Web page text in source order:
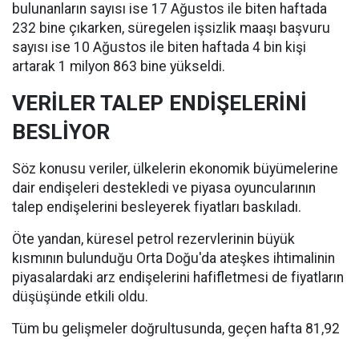
bulunanların sayısı ise 17 Ağustos ile biten haftada
232 bine çıkarken, süregelen işsizlik maaşı başvuru
sayısı ise 10 Ağustos ile biten haftada 4 bin kişi
artarak 1 milyon 863 bine yükseldi.
VERİLER TALEP ENDİŞELERİNİ
BESLİYOR
Söz konusu veriler, ülkelerin ekonomik büyümelerine
dair endişeleri destekledi ve piyasa oyuncularının
talep endişelerini besleyerek fiyatları baskıladı.
Öte yandan, küresel petrol rezervlerinin büyük
kısmının bulunduğu Orta Doğu'da ateşkes ihtimalinin
piyasalardaki arz endişelerini hafifletmesi de fiyatların
düşüşünde etkili oldu.
Tüm bu gelişmeler doğrultusunda, geçen hafta 81,92